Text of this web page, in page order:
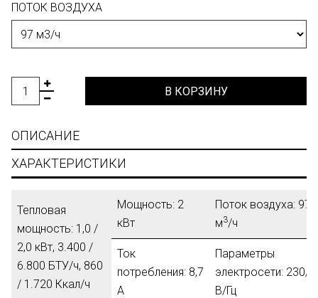
ПОТОК ВОЗДУХА
В КОРЗИНУ
ОПИСАНИЕ
ХАРАКТЕРИСТИКИ
Тепловая
мощность: 1,0 /
2,0 кВт, 3.400 /
6.800 БТУ/ч, 860
/ 1.720 Ккал/ч
Мощность: 2
кВт
Поток воздуха: 97
м3/ч
Ток
потребления: 8,7
A
Параметры
электросети: 230/
В/Гц